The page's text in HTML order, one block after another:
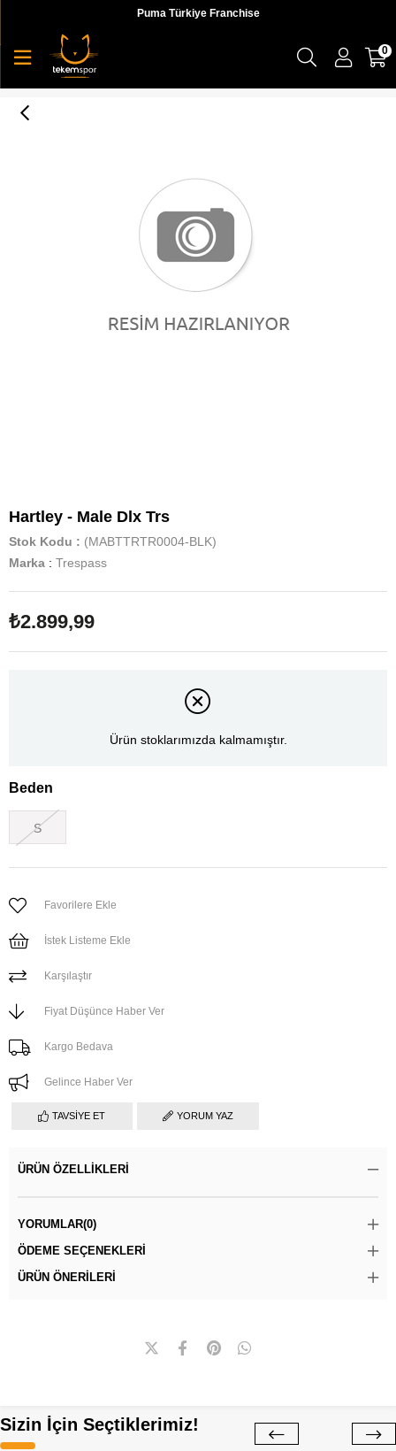
Puma Türkiye Franchise
0
Hartley - Male Dlx Trs
Stok Kodu
(MABTTRTR0004-BLK)
Marka : Trespass
₺2.899,99
Ürün stoklarımızda kalmamıştır.
Beden
S
Favorilere Ekle
İstek Listeme Ekle
Karşılaştır
Fiyat Düşünce Haber Ver
Kargo Bedava
Gelince Haber Ver
TAVSIYE ET YORUM YAZ
ÜRÜN ÖZELLIKLERI
YORUMLAR(0)
ÖDEME SEÇENEKLERI
ÜRÜN ÖNERILERI
Sizin İçin Seçtiklerimiz!